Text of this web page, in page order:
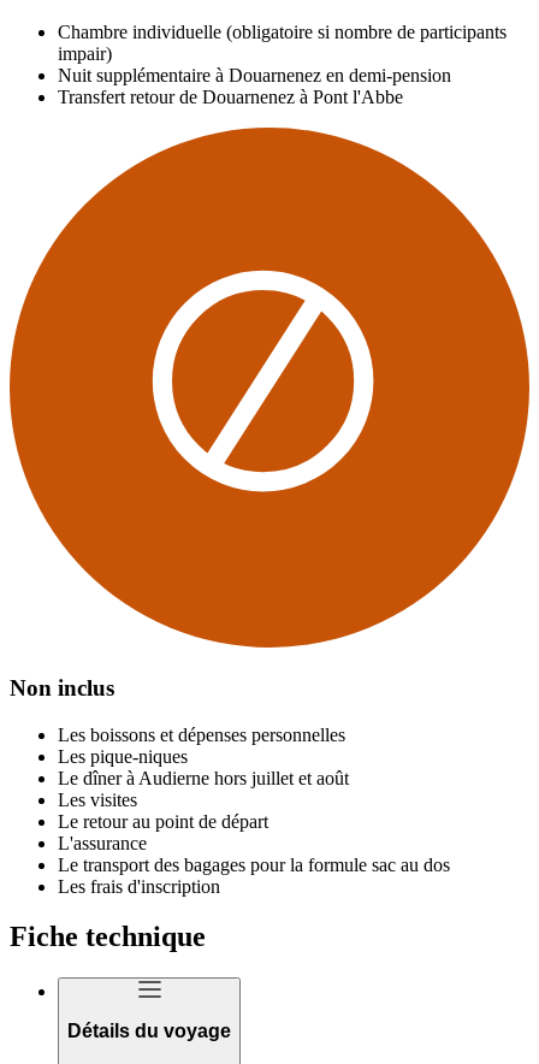
Chambre individuelle (obligatoire si nombre de participants
impair)
Nuit supplémentaire à Douarnenez en demi-pension
Transfert retour de Douarnenez à Pont l'Abbe
Non inclus
Les boissons et dépenses personnelles
Les pique-niques
Le dîner à Audierne hors juillet et août
Les visites
Le retour au point de départ
L'assurance
Le transport des bagages pour la formule sac au dos
Les frais d'inscription
Fiche technique
Détails du voyage